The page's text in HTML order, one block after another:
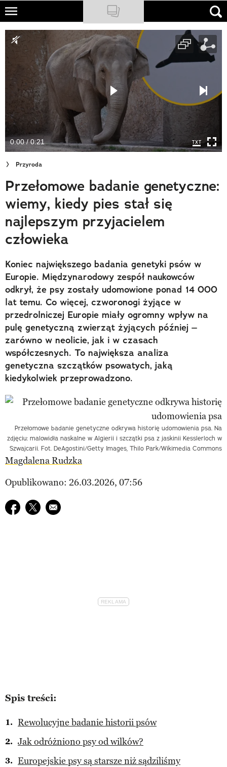
Skip
main
content
NATIONAL GEOGRAPHIC
TRAVELER
PODCASTY
Sklep
Newsletter
Cuda Polski
Wielki Konkurs Fotograficzny
Trendbook Podróżniczy
Polecane
0:00 / 0:21
Przyroda
Przełomowe badanie genetyczne:
wiemy, kiedy pies stał się
najlepszym przyjacielem
człowieka
Koniec największego badania genetyki psów w
Europie. Międzynarodowy zespół naukowców
odkrył, że psy zostały udomowione ponad 14 000
lat temu. Co więcej, czworonogi żyjące w
przedrolniczej Europie miały ogromny wpływ na
pulę genetyczną zwierząt żyjących później –
zarówno w neolicie, jak i w czasach
współczesnych. To największa analiza
genetyczna szczątków psowatych, jaką
kiedykolwiek przeprowadzono.
Przełomowe badanie genetyczne odkrywa historię udomowienia psa. Na
zdjęciu: malowidła naskalne w Algierii i szczątki psa z jaskinii Kesslerloch w
Szwajcarii. Fot. DeAgostini/Getty Images, Thilo Park/Wikimedia Commons
Magdalena Rudzka
Opublikowano: 26.03.2026, 07:56
Udostępnij na facebook
Udostępnij na twitter
E-mail do przyjaciela
Spis treści:
Rewolucyjne badanie historii psów
Jak odróżniono psy od wilków?
Europejskie psy są starsze niż sądziliśmy